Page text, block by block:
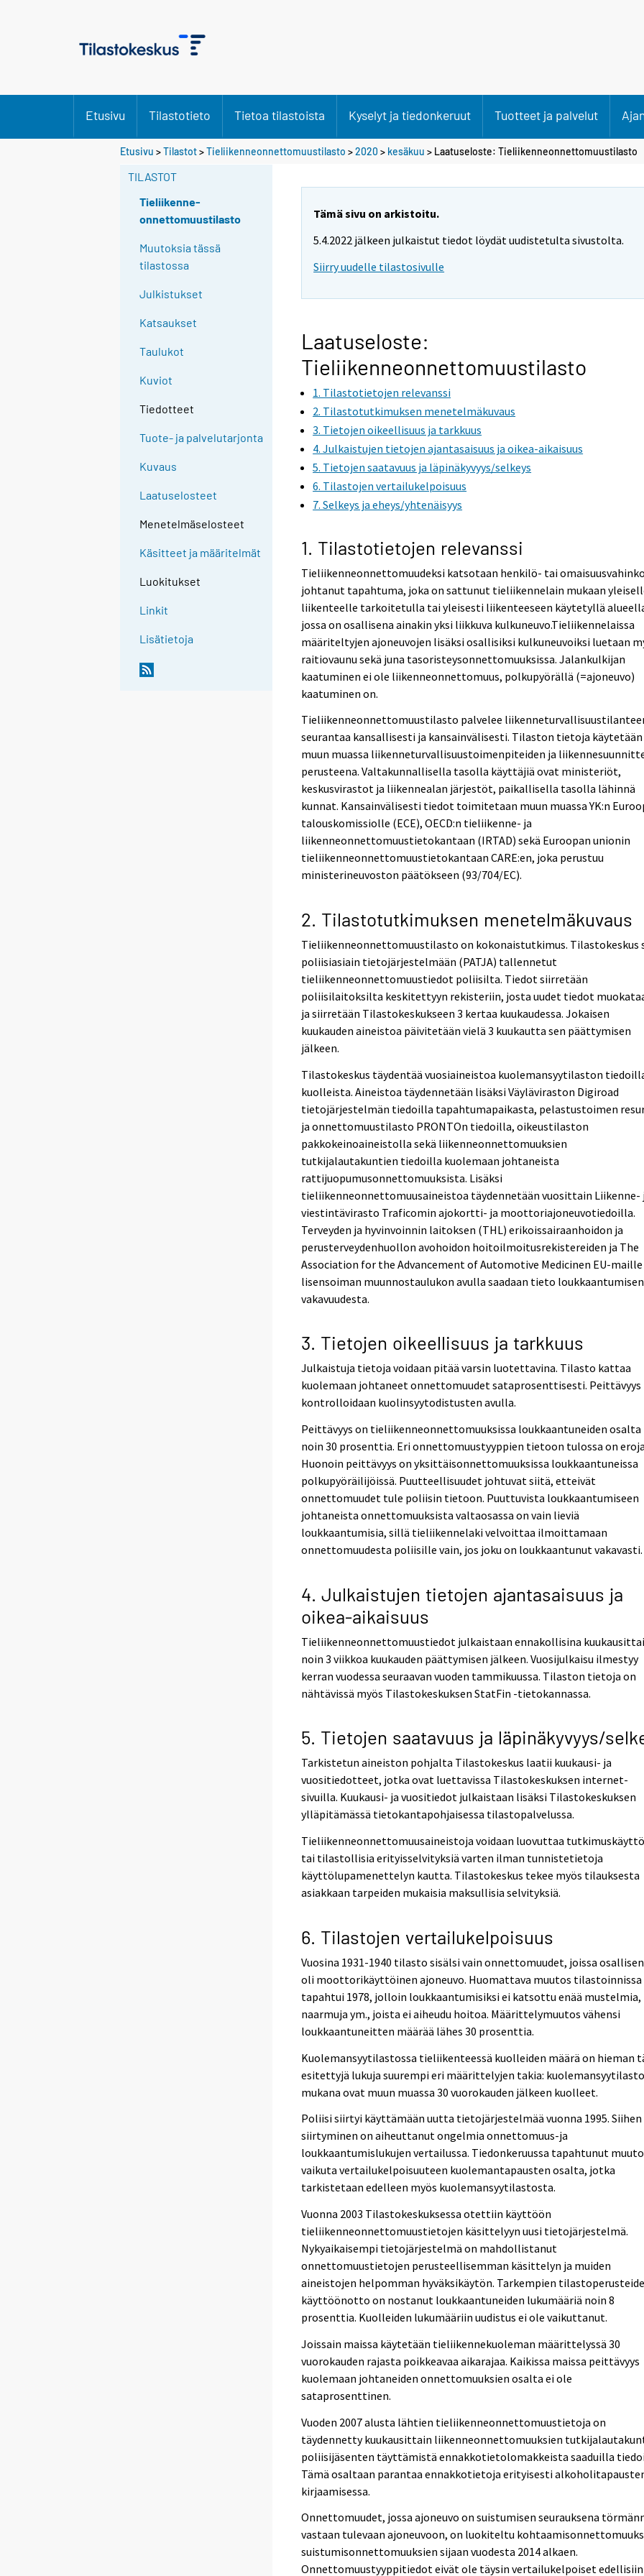
Etusivu Tilastotieto Tietoa tilastoista Kyselyt ja tiedonkeruut Tuotteet ja palvelut
Etusivu >Tilastot>Tieliikenneonnettomuustilasto >2020 > kesäkuu > Laatuseloste: Tieliikenneonnettomuustilasto
TILASTOT
Tieliikenne-
onnettomuustilasto
Muutoksia tässä
tilastossa
Julkistukset
Katsaukset
Taulukot
Kuviot
Tiedotteet
Tuote- ja palvelutarjonta
Kuvaus
Laatuselosteet
Menetelmäselosteet
Käsitteet ja määritelmät
Luokitukset
Linkit
Lisätietoja
Tämä sivu on arkistoitu.
5.4.2022 jälkeen julkaistut tiedot löydät uudistetulta sivustolta.
Siirry uudelle tilastosivulle
Laatuseloste:
Tieliikenneonnettomuustilasto
1. Tilastotietojen relevanssi
2. Tilastotutkimuksen menetelmäkuvaus
3. Tietojen oikeellisuus ja tarkkuus
4. Julkaistujen tietojen ajantasaisuus ja oikea-aikaisuus
5. Tietojen saatavuus ja läpinäkyvyys/selkeys
6. Tilastojen vertailukelpoisuus
7. Selkeys ja eheys/yhtenäisyys
1. Tilastotietojen relevanssi
Tieliikenneonnettomuudeksi katsotaan henkilö- tai
johtanut tapahtuma, joka on sattunut tieliikennelain mukaan
liikenteelle tarkoitetulla tai yleisesti liikenteeseen käytetyllä
jossa on osallisena ainakin yksi liikkuva kulkuneuvo.Tieliikennelaissa
määriteltyjen ajoneuvojen lisäksi osallisiksi kulkuneuvoiksi luetaan
raitiovaunu sekä juna tasoristeysonnettomuuksissa. Jalankulkijan
kaatuminen ei ole liikenneonnettomuus, polkupyörällä (=ajoneuvo)
kaatuminen on.
Tieliikenneonnettomuustilasto palvelee
seurantaa kansallisesti ja kansainvälisesti. Tilaston tietoja käytetään
muun muassa liikenneturvallisuustoimenpiteiden ja
perusteena. Valtakunnallisella tasolla käyttäjiä ovat ministeriöt,
keskusvirastot ja liikennealan järjestöt, paikallisella tasolla lähinnä
kunnat. Kansainvälisesti tiedot toimitetaan muun muassa YK:n
talouskomissiolle (ECE), OECD:n tieliikenne- ja
liikenneonnettomuustietokantaan (IRTAD) sekä Euroopan unionin
tieliikenneonnettomuustietokantaan CARE:en, joka perustuu
ministerineuvoston päätökseen (93/704/EC).
2. Tilastotutkimuksen menetelmäkuvaus
Tieliikenneonnettomuustilasto on kokonaistutkimus. Tilastokeskus
poliisiasiain tietojärjestelmään (PATJA) tallennetut
tieliikenneonnettomuustiedot poliisilta. Tiedot siirretään
poliisilaitoksilta keskitettyyn rekisteriin, josta uudet tiedot
ja siirretään Tilastokeskukseen 3 kertaa kuukaudessa. Jokaisen
kuukauden aineistoa päivitetään vielä 3 kuukautta sen päättymisen
jälkeen.
Tilastokeskus täydentää vuosiaineistoa kuolemansyytilaston
kuolleista. Aineistoa täydennetään lisäksi Väyläviraston Digiroad
tietojärjestelmän tiedoilla tapahtumapaikasta, pelastustoimen
ja onnettomuustilasto PRONTOn tiedoilla, oikeustilaston
pakkokeinoaineistolla sekä liikenneonnettomuuksien
tutkijalautakuntien tiedoilla kuolemaan johtaneista
rattijuopumusonnettomuuksista. Lisäksi
tieliikenneonnettomuusaineistoa täydennetään vuosittain Liikenne-
viestintävirasto Traficomin ajokortti- ja moottoriajoneuvotiedoilla.
Terveyden ja hyvinvoinnin laitoksen (THL) erikoissairaanhoidon ja
perusterveydenhuollon avohoidon hoitoilmoitusrekistereiden ja The
Association for the Advancement of Automotive Medicinen EU-maille
lisensoiman muunnostaulukon avulla saadaan tieto loukkaantumisen
vakavuudesta.
3. Tietojen oikeellisuus ja tarkkuus
Julkaistuja tietoja voidaan pitää varsin luotettavina. Tilasto kattaa
kuolemaan johtaneet onnettomuudet sataprosenttisesti. Peittävyys
kontrolloidaan kuolinsyytodistusten avulla.
Peittävyys on tieliikenneonnettomuuksissa loukkaantuneiden osalta
noin 30 prosenttia. Eri onnettomuustyyppien tietoon tulossa on
Huonoin peittävyys on yksittäisonnettomuuksissa loukkaantuneissa
polkupyöräilijöissä. Puutteellisuudet johtuvat siitä, etteivät
onnettomuudet tule poliisin tietoon. Puuttuvista loukkaantumiseen
johtaneista onnettomuuksista valtaosassa on vain lieviä
loukkaantumisia, sillä tieliikennelaki velvoittaa ilmoittamaan
onnettomuudesta poliisille vain, jos joku on loukkaantunut vakavasti.
4. Julkaistujen tietojen ajantasaisuus ja
oikea-aikaisuus
Tieliikenneonnettomuustiedot julkaistaan ennakollisina
noin 3 viikkoa kuukauden päättymisen jälkeen. Vuosijulkaisu ilmestyy
kerran vuodessa seuraavan vuoden tammikuussa. Tilaston tietoja on
nähtävissä myös Tilastokeskuksen StatFin -tietokannassa.
5. Tietojen saatavuus ja läpinäkyvyys/
Tarkistetun aineiston pohjalta Tilastokeskus laatii kuukausi- ja
vuositiedotteet, jotka ovat luettavissa Tilastokeskuksen internet-
sivuilla. Kuukausi- ja vuositiedot julkaistaan lisäksi Tilastokeskuksen
ylläpitämässä tietokantapohjaisessa tilastopalvelussa.
Tieliikenneonnettomuusaineistoja voidaan luovuttaa
tai tilastollisia erityisselvityksiä varten ilman tunnistetietoja
käyttölupamenettelyn kautta. Tilastokeskus tekee myös tilauksesta
asiakkaan tarpeiden mukaisia maksullisia selvityksiä.
6. Tilastojen vertailukelpoisuus
Vuosina 1931-1940 tilasto sisälsi vain onnettomuudet, joissa
oli moottorikäyttöinen ajoneuvo. Huomattava muutos tilastoinnissa
tapahtui 1978, jolloin loukkaantumisiksi ei katsottu enää mustelmia,
naarmuja ym., joista ei aiheudu hoitoa. Määrittelymuutos vähensi
loukkaantuneitten määrää lähes 30 prosenttia.
Kuolemansyytilastossa tieliikenteessä kuolleiden määrä on hieman
esitettyjä lukuja suurempi eri määrittelyjen takia:
mukana ovat muun muassa 30 vuorokauden jälkeen kuolleet.
Poliisi siirtyi käyttämään uutta tietojärjestelmää vuonna 1995. Siihen
siirtyminen on aiheuttanut ongelmia onnettomuus-ja
loukkaantumislukujen vertailussa. Tiedonkeruussa tapahtunut
vaikuta vertailukelpoisuuteen kuolemantapausten osalta, jotka
tarkistetaan edelleen myös kuolemansyytilastosta.
Vuonna 2003 Tilastokeskuksessa otettiin käyttöön
tieliikenneonnettomuustietojen käsittelyyn uusi tietojärjestelmä.
Nykyaikaisempi tietojärjestelmä on mahdollistanut
onnettomuustietojen perusteellisemman käsittelyn ja muiden
aineistojen helpomman hyväksikäytön. Tarkempien
käyttöönotto on nostanut loukkaantuneiden lukumääriä noin 8
prosenttia. Kuolleiden lukumääriin uudistus ei ole vaikuttanut.
Joissain maissa käytetään tieliikennekuoleman määrittelyssä 30
vuorokauden rajasta poikkeavaa aikarajaa. Kaikissa maissa peittävyys
kuolemaan johtaneiden onnettomuuksien osalta ei ole
sataprosenttinen.
Vuoden 2007 alusta lähtien tieliikenneonnettomuustietoja on
täydennetty kuukausittain liikenneonnettomuuksien
poliisijäsenten täyttämistä ennakkotietolomakkeista saaduilla
Tämä osaltaan parantaa ennakkotietoja erityisesti
kirjaamisessa.
Onnettomuudet, jossa ajoneuvo on suistumisen seurauksena
vastaan tulevaan ajoneuvoon, on luokiteltu
suistumisonnettomuuksien sijaan vuodesta 2014 alkaen.
Onnettomuustyyppitiedot eivät ole täysin vertailukelpoiset edellisiin